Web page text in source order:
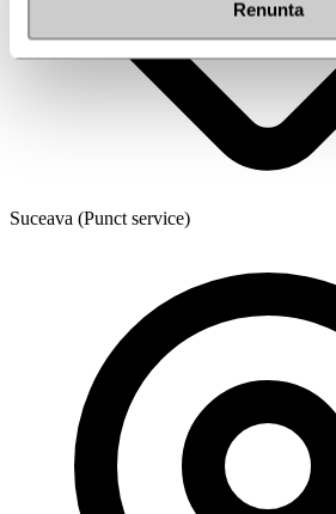
Renunta
Suceava (Punct service)